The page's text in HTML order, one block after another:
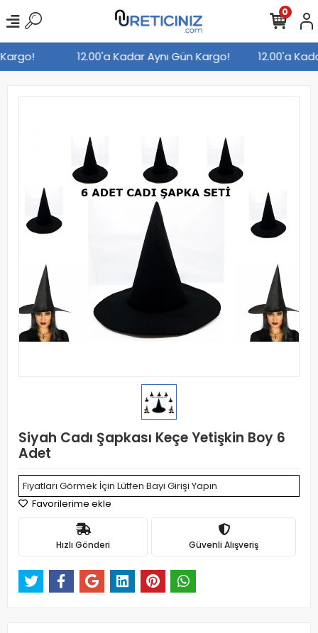
12.00'a Kadar Aynı Gün Kargo! 12.00'a
0
Siyah Cadı Şapkası Keçe Yetişkin Boy 6
Adet
Fiyatları Görmek İçin Lütfen Bayi Girişi Yapın
Favorilerime ekle
Hızlı Gönderi Güvenli Alışveriş